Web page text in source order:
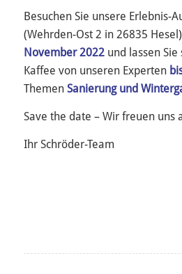
Besuchen Sie unsere Erlebnis-
(Wehrden-Ost 2 in 26835
November 2022und lassen Sie
Kaffee von unseren Experten
Themen Sanierung und
Save the date – Wir freuen uns
Ihr Schröder-Team